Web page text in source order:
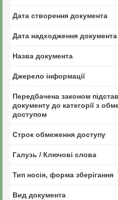
Дата створення документа
Дата надходження документа
Назва документа
Джерело інформації
Передбачена законом
документу до категорії з
доступом
Строк обмеження доступу
Галузь / Ключові слова
Тип носія, форма зберігання
Вид документа